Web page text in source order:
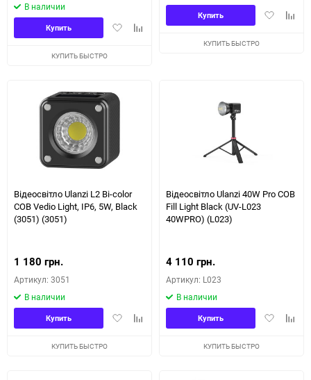
В наличии
ДобавитьДобавить
Купить
КУПИТЬ БЫСТРО
Добавить
Купить
КУПИТЬ БЫСТРО
Відеосвітло Ulanzi L2 Bi-color
COB Vedio Light, IP6, 5W, Black
(3051) (3051)
1 180 грн.
Артикул: 3051
В наличии
ДобавитьДобавить
Купить
КУПИТЬ БЫСТРО
Відеосвітло Ulanzi 40W Pro COB
Fill Light Black (UV-L023
40WPRO) (L023)
4 110 грн.
Артикул: L023
В наличии
Добавить
Купить
КУПИТЬ БЫСТРО